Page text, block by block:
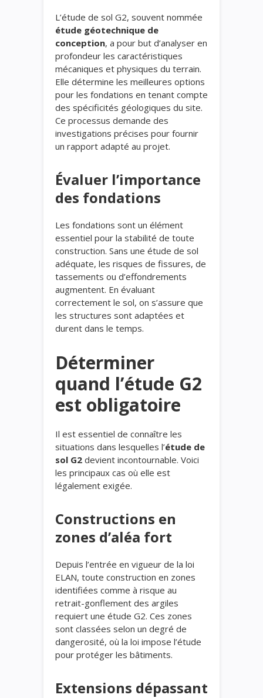
L’étude de sol G2, souvent nommée
étude géotechnique de
conception, a pour but d’analyser en
profondeur les caractéristiques
mécaniques et physiques du terrain.
Elle détermine les meilleures options
pour les fondations en tenant compte
des spécificités géologiques du site.
Ce processus demande des
investigations précises pour fournir
un rapport adapté au projet.
Évaluer l’importance
des fondations
Les fondations sont un élément
essentiel pour la stabilité de toute
construction. Sans une étude de sol
adéquate, les risques de fissures, de
tassements ou d’effondrements
augmentent. En évaluant
correctement le sol, on s’assure que
les structures sont adaptées et
durent dans le temps.
Déterminer
quand l’étude G2
est obligatoire
Il est essentiel de connaître les
situations dans lesquelles l’étude de
sol G2 devient incontournable. Voici
les principaux cas où elle est
légalement exigée.
Constructions en
zones d’aléa fort
Depuis l’entrée en vigueur de la loi
ELAN, toute construction en zones
identifiées comme à risque au
retrait-gonflement des argiles
requiert une étude G2. Ces zones
sont classées selon un degré de
dangerosité, où la loi impose l’étude
pour protéger les bâtiments.
Extensions dépassant